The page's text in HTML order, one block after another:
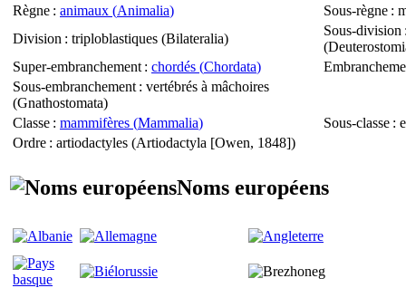
Règne : animaux (Animalia) Sous-règne :
Division : triploblastiques (Bilateralia)
Sous-division
(
Super-embranchement : chordés (Chordata)
Sous-embranchement : vertébrés à mâchoires
(Gnathostomata)
Classe : mammifères (Mammalia) Sous-classe :
Ordre : artiodactyles (Artiodactyla [Owen, 1848])
Noms européens